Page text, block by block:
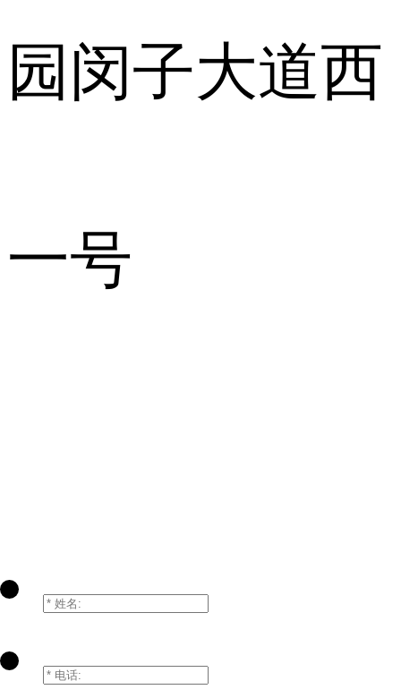
园闵子大道西
一号